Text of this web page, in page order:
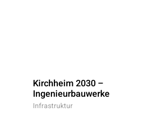
Kirchheim 2030 –
Ingenieurbauwerke
Infrastruktur